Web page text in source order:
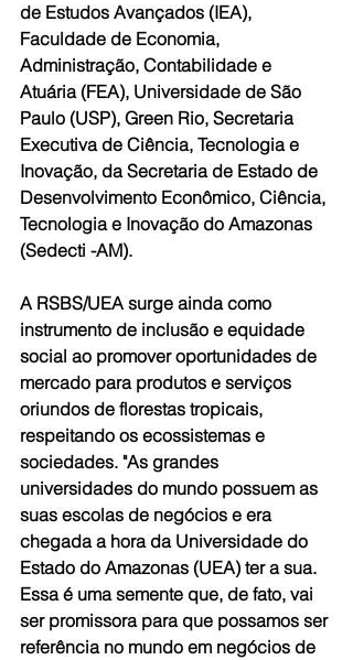
de Estudos Avançados (IEA),
Faculdade de Economia,
Administração, Contabilidade e
Atuária (FEA), Universidade de São
Paulo (USP), Green Rio, Secretaria
Executiva de Ciência, Tecnologia e
Inovação, da Secretaria de Estado de
Desenvolvimento Econômico, Ciência,
Tecnologia e Inovação do Amazonas
(Sedecti -AM).
A RSBS/UEA surge ainda como
instrumento de inclusão e equidade
social ao promover oportunidades de
mercado para produtos e serviços
oriundos de florestas tropicais,
respeitando os ecossistemas e
sociedades. "As grandes
universidades do mundo possuem as
suas escolas de negócios e era
chegada a hora da Universidade do
Estado do Amazonas (UEA) ter a sua.
Essa é uma semente que, de fato, vai
ser promissora para que possamos ser
referência no mundo em negócios de